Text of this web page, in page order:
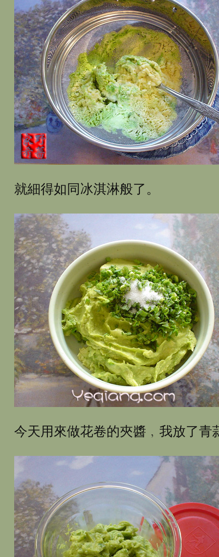
就細得如同冰淇淋般了。
今天用來做花卷的夾醬﹐我放了青